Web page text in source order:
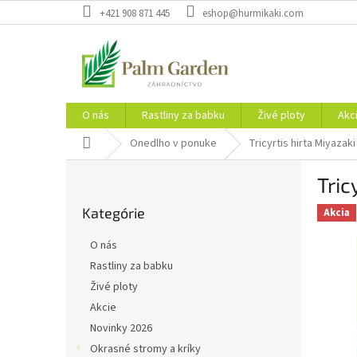
na
+421 908 871 445 eshop@hurmikaki.com
O nás Rastliny za babku Živé ploty
Domov Onedlho v ponuke Tricyrtis hirta Miyazaki
kategórie
Kategórie
O nás
Rastliny za babku
Živé ploty
Akcie
Novinky 2026
Okrasné stromy a kríky
Akcia